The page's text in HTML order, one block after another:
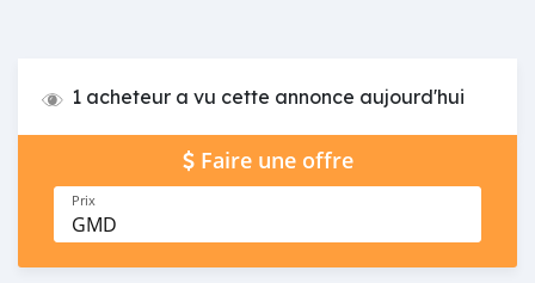
1 acheteur a vu cette annonce aujourd'hui
Faire une offre
Prix
GMD